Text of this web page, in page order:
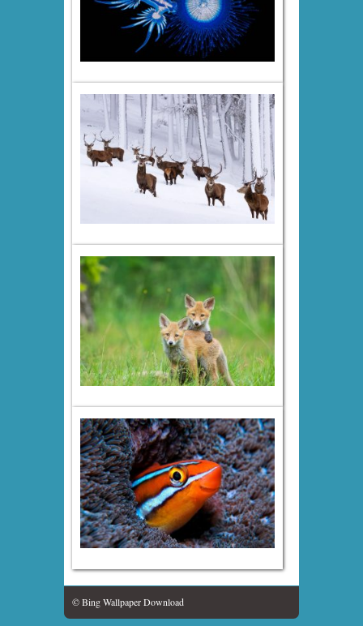
© Bing Wallpaper Download